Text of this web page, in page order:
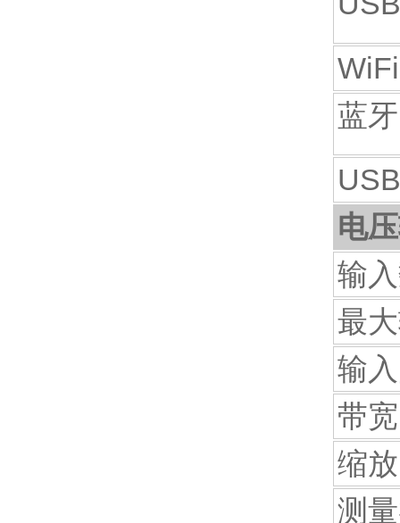
WiFi
蓝牙
电
输
最
输
带
缩放
测